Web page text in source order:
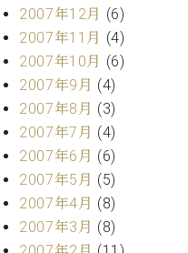
2007年12月 (6)
2007年11月 (4)
2007年10月 (6)
2007年9月 (4)
2007年8月 (3)
2007年7月 (4)
2007年6月 (6)
2007年5月 (5)
2007年4月 (8)
2007年3月 (8)